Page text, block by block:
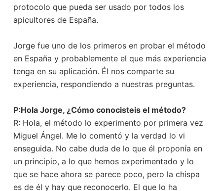
protocolo que pueda ser usado por todos los
apicultores de España.
Jorge fue uno de los primeros en probar el método
en España y probablemente el que más experiencia
tenga en su aplicación. Él nos comparte su
experiencia, respondiendo a nuestras preguntas.
P:Hola Jorge, ¿Cómo conocisteis el método?
R: Hola, el método lo experimento por primera vez
Miguel Ángel. Me lo comentó y la verdad lo vi
enseguida. No cabe duda de lo que él proponía en
un principio, a lo que hemos experimentado y lo
que se hace ahora se parece poco, pero la chispa
es de él y hay que reconocerlo. El que lo ha